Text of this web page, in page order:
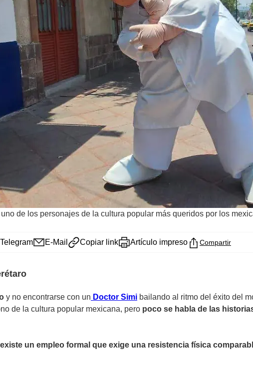
de los personajes de la cultura popular más queridos por los
Telegram E-Mail Copiar link Artículo impreso Compartir
y no encontrarse con un Doctor Simi bailando al ritmo del éxito del
de la cultura popular mexicana, pero poco se habla de las
existe un empleo formal que exige una resistencia física